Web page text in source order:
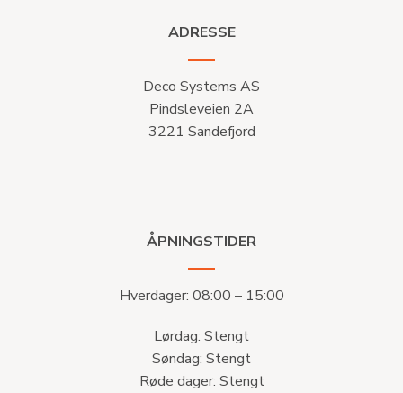
ADRESSE
Deco Systems AS
Pindsleveien 2A
3221 Sandefjord
ÅPNINGSTIDER
Hverdager: 08:00 – 15:00
Lørdag: Stengt
Søndag: Stengt
Røde dager: Stengt